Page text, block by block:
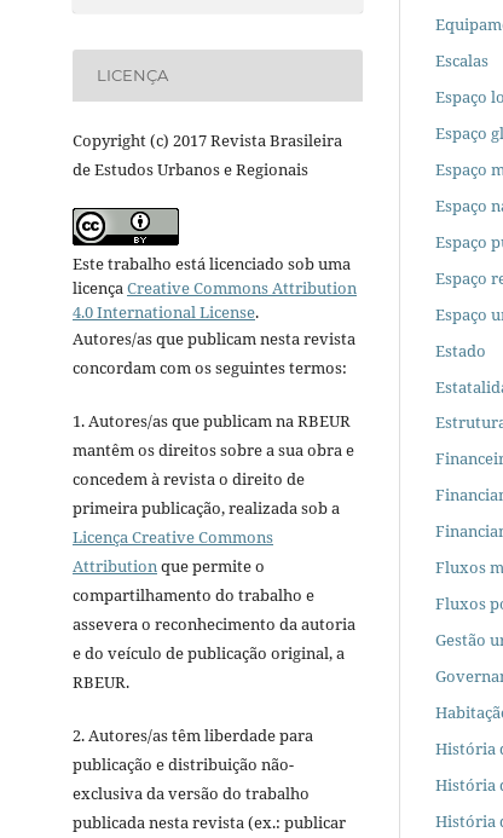
LICENÇA
Copyright (c) 2017 Revista Brasileira
de Estudos Urbanos e Regionais
Este trabalho está licenciado sob uma
licença Creative Commons Attribution
4.0 International License.
Autores/as que publicam nesta revista
concordam com os seguintes termos:
1. Autores/as que publicam na RBEUR
mantêm os direitos sobre a sua obra e
concedem à revista o direito de
primeira publicação, realizada sob a
Licença Creative Commons
Attributionque permite o
compartilhamento do trabalho e
assevera o reconhecimento da autoria
e do veículo de publicação original, a
RBEUR.
2. Autores/as têm liberdade para
publicação e distribuição não-
exclusiva da versão do trabalho
publicada nesta revista (ex.: publicar
Escalas
Espaço
Espaço
Espaço
Espaço
Espaço
Espaço
Espaço
Estado
Fluxos
Fluxos
Gestão
História
História
História